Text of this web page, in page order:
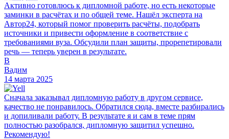
Активно готовлюсь к дипломной работе, но есть некоторые
заминки в расчётах и по общей теме. Нашёл эксперта на
Автор24, который помог проверить расчёты, подобрать
источники и привести оформление в соответствие с
требованиями вуза. Обсудили план защиты, прорепетировали
речь — теперь уверен в результате.
В
Вадим
14 марта 2025
Сначала заказывал дипломную работу в другом сервисе,
качество не понравилось. Обратился сюда, вместе разбирались
и допиливали работу. В результате я и сам в теме прям
полностью разобрался, дипломную защитил успешно.
Рекомендую!